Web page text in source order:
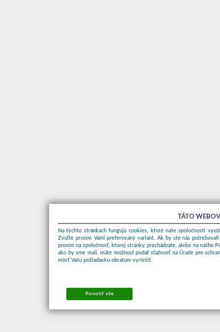
TÁTO
Na týchto stránkach fungujú cookies, ktoré naše spoločnosti
Zvoľte prosím Vami preferovaný variant. Ak by ste nás
prosím na spoločnosť, ktorej stránky prechádzate, alebo na nášho
ako by sme mali, máte možnosť podať sťažnosť na Úrade pre
môcť Vašu požiadavku obratom vyriešiť.
Povoliť vše